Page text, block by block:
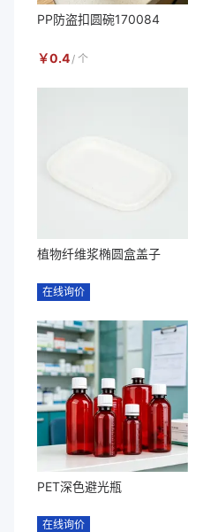
PP防盗扣圆碗170084
￥0.4 / 个
植物纤维浆椭圆盒盖子
在线询价
PET深色避光瓶
在线询价